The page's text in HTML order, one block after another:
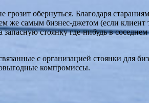
обернуться. Благодаря
же самым бизнес-джетом (если
стоянку где-нибудь в
с организацией стоянки для
компромиссы.